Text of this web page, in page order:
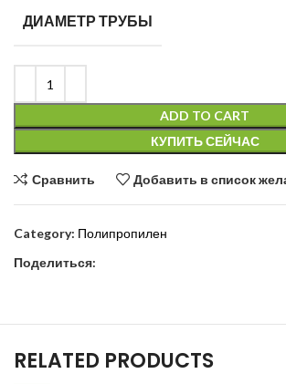
ДИАМЕТР ТРУБЫ
ADD TO CART
КУПИТЬ СЕЙЧАС
Сравнить Добавить в список
Category: Полипропилен
Поделиться:
RELATED PRODUCTS